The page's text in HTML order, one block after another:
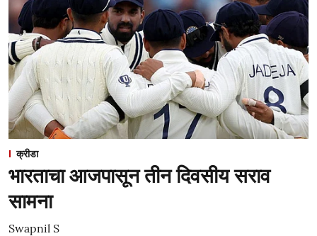
क्रीडा
भारताचा आजपासून तीन दिवसीय सराव
सामना
Swapnil S